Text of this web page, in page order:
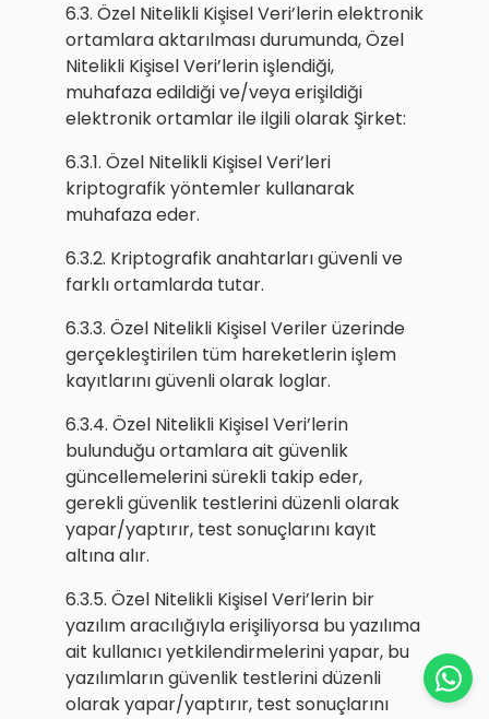
6.3. Özel Nitelikli Kişisel Veri’lerin elektronik
ortamlara aktarılması durumunda, Özel
Nitelikli Kişisel Veri’lerin işlendiği,
muhafaza edildiği ve/veya erişildiği
elektronik ortamlar ile ilgili olarak Şirket:
6.3.1. Özel Nitelikli Kişisel Veri’leri
kriptografik yöntemler kullanarak
muhafaza eder.
6.3.2. Kriptografik anahtarları güvenli ve
farklı ortamlarda tutar.
6.3.3. Özel Nitelikli Kişisel Veriler üzerinde
gerçekleştirilen tüm hareketlerin işlem
kayıtlarını güvenli olarak loglar.
6.3.4. Özel Nitelikli Kişisel Veri’lerin
bulunduğu ortamlara ait güvenlik
güncellemelerini sürekli takip eder,
gerekli güvenlik testlerini düzenli olarak
yapar/yaptırır, test sonuçlarını kayıt
altına alır.
6.3.5. Özel Nitelikli Kişisel Veri’lerin bir
yazılım aracılığıyla erişiliyorsa bu yazılıma
ait kullanıcı yetkilendirmelerini yapar, bu
yazılımların güvenlik testlerini düzenli
olarak yapar/yaptırır, test sonuçlarını